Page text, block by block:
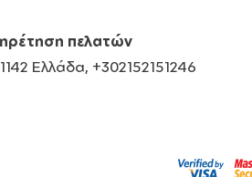
πελατών
Ελλάδα, +302152151246